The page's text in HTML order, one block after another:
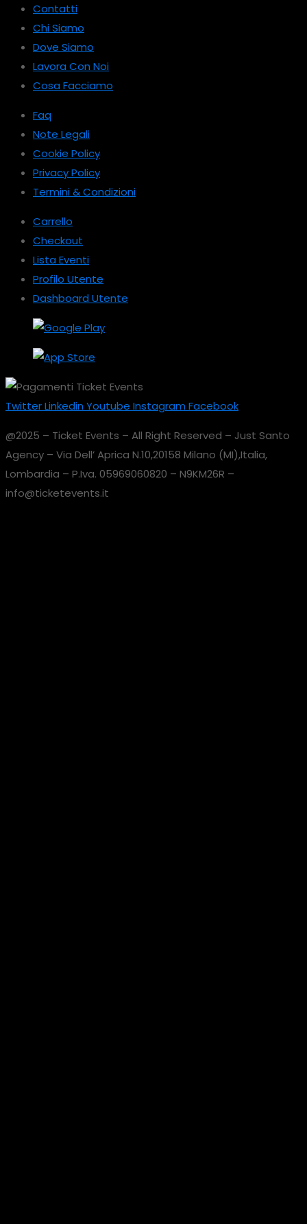
Contatti
Chi Siamo
Dove Siamo
Lavora Con Noi
Cosa Facciamo
Faq
Note Legali
Cookie Policy
Privacy Policy
Termini & Condizioni
Carrello
Checkout
Lista Eventi
Profilo Utente
Dashboard Utente
TwitterLinkedin Youtube Instagram Facebook
@2025 – Ticket Events – All Right Reserved – Just Santo
Agency – Via Dell’ Aprica N.10,20158 Milano (MI),Italia,
Lombardia – P.Iva. 05969060820 – N9KM26R –
info@ticketevents.it